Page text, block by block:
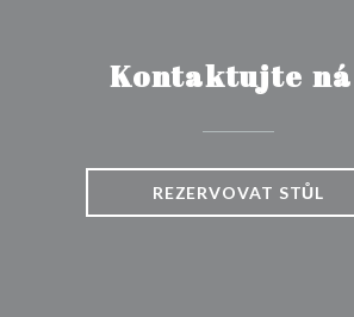
Kontaktujte
REZERVOVAT STŮL